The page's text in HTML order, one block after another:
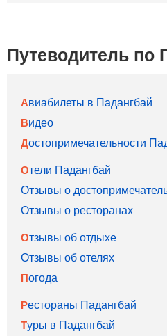
Путеводитель по
Авиабилеты в Падангбай
Видео
Достопримечательности
Отели Падангбай
Отзывы о
Отзывы о ресторанах
Отзывы об отдыхе
Отзывы об отелях
Погода
Рестораны Падангбай
Туры в Падангбай